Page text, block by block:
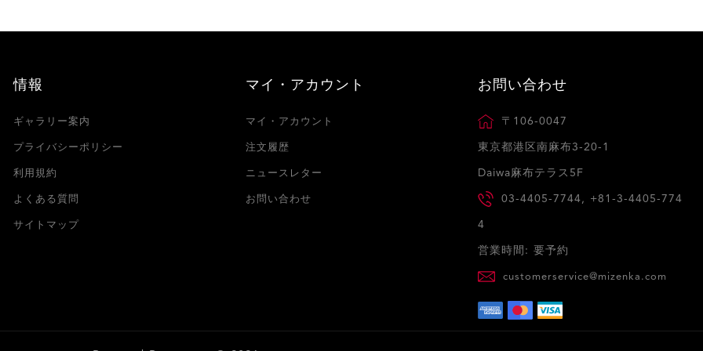
情報
ギャラリー案内
プライバシーポリシー
利用規約
よくある質問
サイトマップ
マイ・アカウント
マイ・アカウント
注文履歴
ニュースレター
お問い合わせ
お問い合わせ
〒106-0047
東京都港区南麻布3-20-1
Daiwa麻布テラス5F
03-4405-7744, +81-3-4405-774
4
営業時間: 要予約
customerservice@mizenka.com